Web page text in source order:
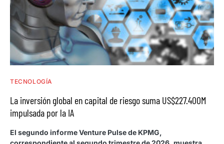
TECNOLOGÍA
La inversión global en capital de riesgo suma US$227.400M
impulsada por la IA
El segundo informe Venture Pulse de KPMG,